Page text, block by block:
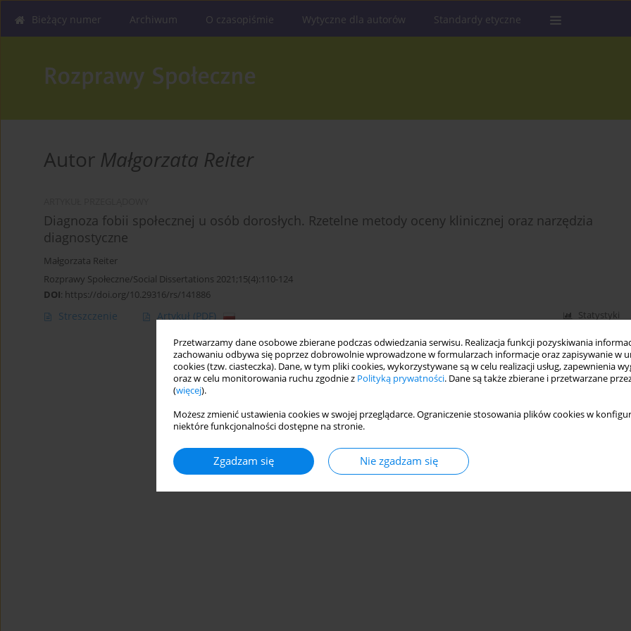
Przetwarzamy dane osobowe zbierane podczas odwiedzania serwisu. Realizacja funkcji pozyskiwania
zachowaniu odbywa się poprzez dobrowolnie wprowadzone w formularzach informacje oraz zapisywanie w
cookies (tzw. ciasteczka). Dane, w tym pliki cookies, wykorzystywane są w celu realizacji usług, zapewnienia
oraz w celu monitorowania ruchu zgodnie z Polityką prywatności. Dane są także zbierane i przetwarzane
(więcej).
Możesz zmienić ustawienia cookies w swojej przeglądarce. Ograniczenie stosowania plików cookies w
niektóre funkcjonalności dostępne na stronie.
Zgadzam się Nie zgadzam się
Bieżący numer Archiwum O czasopiśmie Wytyczne dla autorów Standardy etyczne
Autor Małgorzata Reiter
Diagnoza fobii społecznej u osób dorosłych. Rzetelne metody oceny klinicznej oraz narzędzia
diagnostyczne
Małgorzata Reiter
Rozprawy Społeczne/Social Dissertations 2021;15(4):110-124
DOI: https://doi.org/10.29316/rs/141886
Streszczenie Artykuł (PDF) Statystyki